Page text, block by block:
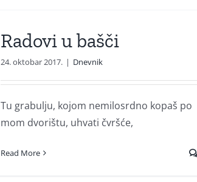
Radovi u bašči
24. oktobar 2017. | Dnevnik
Tu grabulju, kojom nemilosrdno kopaš po
mom dvorištu, uhvati čvršće,
Read More